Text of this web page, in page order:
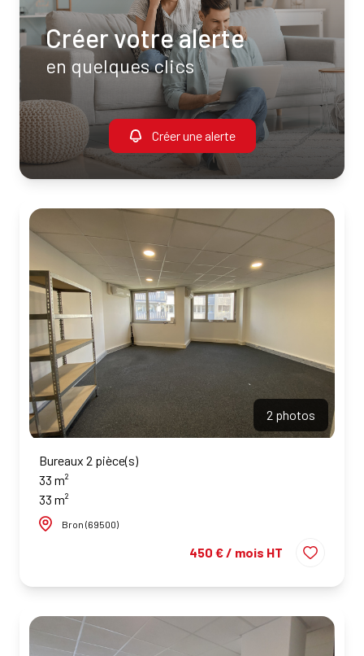
Créer votre alerte
en quelques clics
Créer une alerte
2 photos
Bureaux 2 pièce(s)
33 m²
33 m²
Bron (69500)
450 € / mois HT